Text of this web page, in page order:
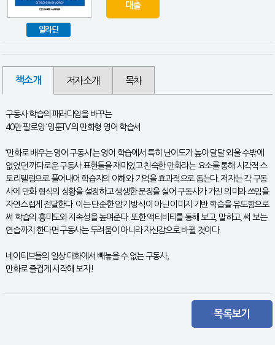
알라딘
대출
책소개 저자소개 목차
구동사 학습의 패러다임을 바꾸는
40만 팔로잉 ‘잉툰TV’의 만화형 영어 학습서
‘만화로 배우는 영어 구동사’는 영어 학습에서 특히 난이도가 높아 달달 외울 수밖에
없었던 까다로운 구동사 표현들을 재미있고 친숙한 만화라는 요소를 통해 시각적 스
토리텔링으로 풀어내어 학습자의 이해와 기억을 효과적으로 돕는다. 저자는 각 구동
사에 만화 형식의 상황을 설정하고 생생한 문장을 실어 구동사가 가진 의미와 쓰임을
자연스럽게 전달한다. 이는 단순한 암기 방식이 아닌 이미지 기반 학습을 유도함으로
써 학습의 흥미도와 지속성을 높여준다. 또한 액티비티를 통해 보고, 말하고, 써 보는
연습까지 한다면 구동사는 두려움이 아니라 자신감으로 바뀔 것이다.
네이티브들의 일상 대화에서 빼놓을 수 없는 구동사,
만화로 즐겁게 시작해 보자!
목록보기